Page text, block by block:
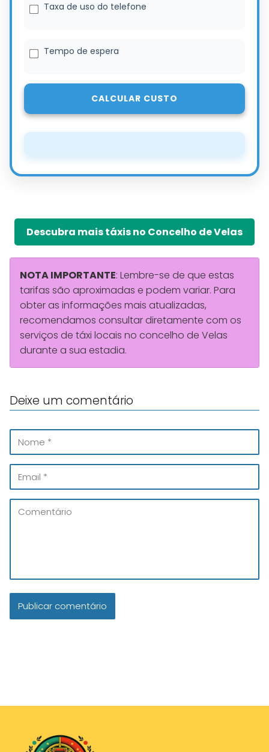
Taxa de uso do telefone
Tempo de espera
CALCULAR CUSTO
Descubra mais táxis no Concelho de Velas
NOTA IMPORTANTE: Lembre-se de que estas
tarifas são aproximadas e podem variar. Para
obter as informações mais atualizadas,
recomendamos consultar diretamente com os
serviços de táxi locais no concelho de Velas
durante a sua estadia.
Deixe um comentário